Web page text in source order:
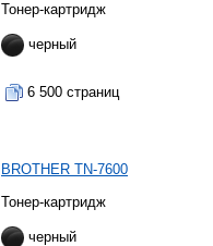
Тонер-картридж
черный
6 500 страниц
BROTHER TN-7600
Тонер-картридж
черный